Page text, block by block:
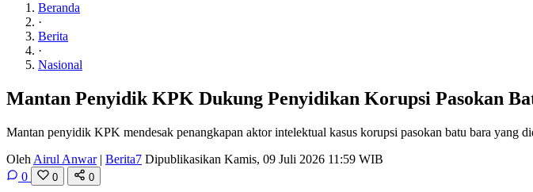
Beranda
·
Berita
·
Nasional
Mantan Penyidik KPK Dukung Penyidikan Korupsi Pasokan
Mantan penyidik KPK mendesak penangkapan aktor intelektual kasus korupsi pasokan batu bara yang
Oleh Airul Anwar | Berita7 Dipublikasikan Kamis, 09 Juli 2026 11:59 WIB
0
0 0